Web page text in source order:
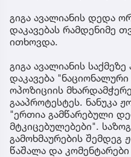
გიგა ავალიანის დედა
დაკავებას რამდენიმე
ითხოვდა.
გიგა ავალიანის
დაკავება
ოპოზიციის
გააპროტესტეს. ნანუკა
"ერთია გამწარებული
მტკიცებულებები".
გამოხმაურების შემდეგ
წაშალა და